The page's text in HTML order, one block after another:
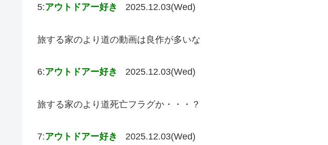
5:アウトドアー好き 2025.12.03(Wed)
旅する家のより道の動画は良作が多いな
6:アウトドアー好き 2025.12.03(Wed)
旅する家のより道死亡フラグか・・・？
7:アウトドアー好き 2025.12.03(Wed)